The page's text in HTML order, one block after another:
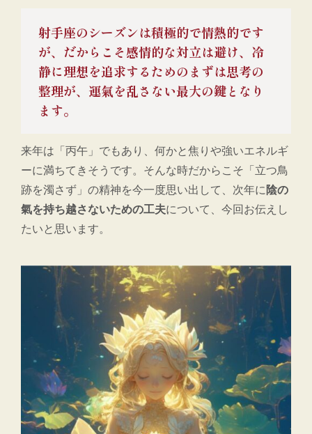
射手座のシーズンは積極的で情熱的です
が、だからこそ感情的な対立は避け、冷
静に理想を追求するためのまずは思考の
整理が、運氣を乱さない最大の鍵となり
ます。
来年は「丙午」でもあり、何かと焦りや強いエネルギ
ーに満ちてきそうです。そんな時だからこそ「立つ鳥
跡を濁さず」の精神を今一度思い出して、次年に陰の
氣を持ち越さないための工夫について、今回お伝えし
たいと思います。